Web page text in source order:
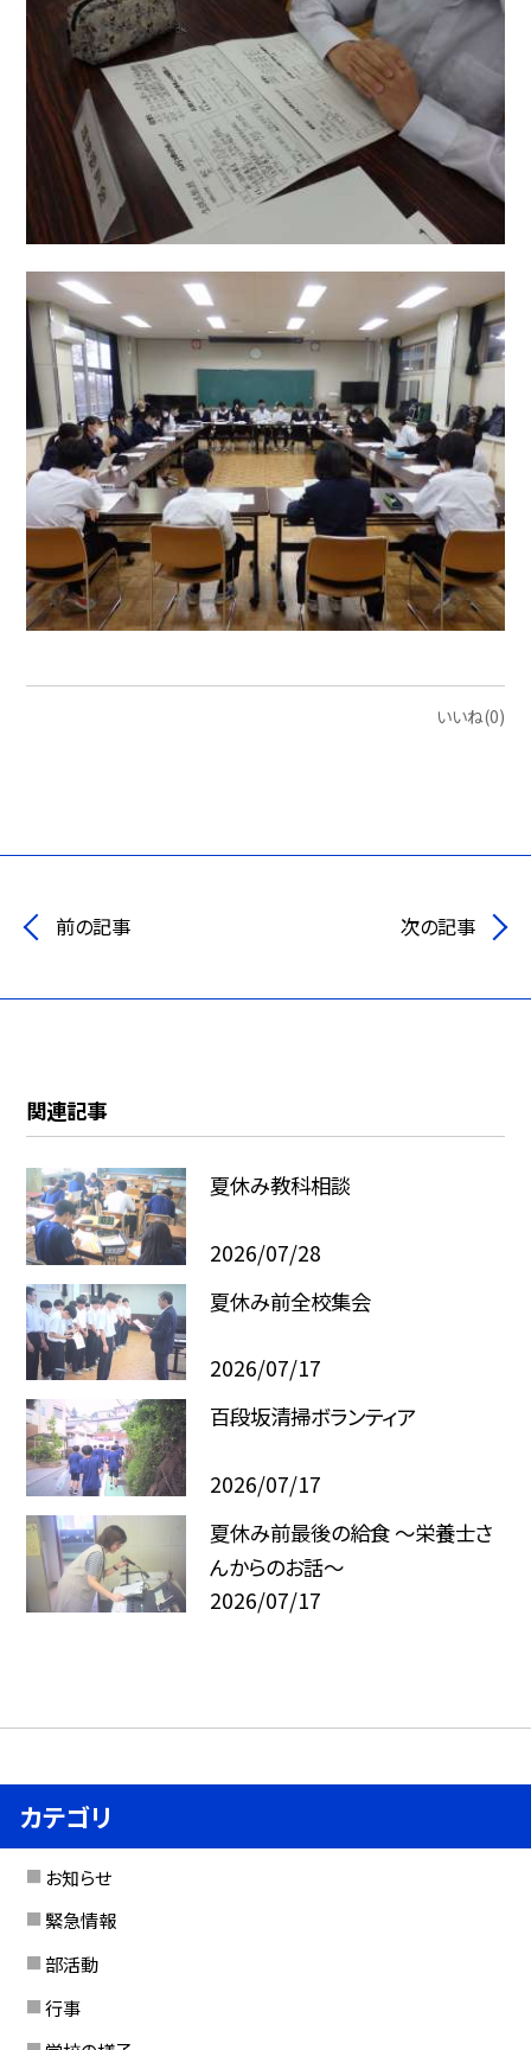
いいね(0)
前の記事 次の記事
関連記事
夏休み教科相談
2026/07/28
夏休み前全校集会
2026/07/17
百段坂清掃ボランティア
2026/07/17
夏休み前最後の給食 ～栄養士さ
んからのお話～
2026/07/17
カテゴリ
お知らせ
緊急情報
部活動
行事